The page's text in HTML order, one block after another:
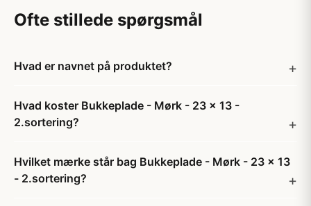
Ofte stillede spørgsmål
Hvad er navnet på produktet?
Hvad koster Bukkeplade - Mørk - 23 x 13 -
2.sortering?
Hvilket mærke står bag Bukkeplade - Mørk - 23 x 13
- 2.sortering?